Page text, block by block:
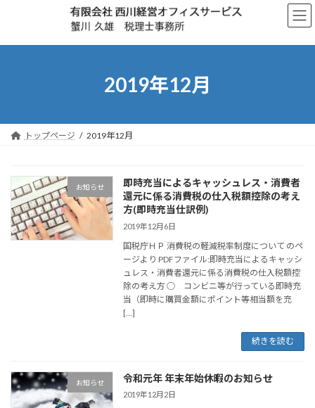
ン
ー
2019年12月
トップページ 2019年12月
お知らせ
即時充当によるキャッシュレス・消費者
還元に係る消費税の仕入税額控除の考え
方(即時充当仕訳例)
2019年12月6日
国税庁ＨＰ 消費税の軽減税率制度について のペ
ージより PDFファイル:即時充当によるキャッシ
ュレス・消費者還元に係る消費税の仕入税額控
除の考え方 ○ コンビニ等が⾏っている即時充
当（即時に購買⾦額にポイント等相当額を充
[…]
続きを読む
お知らせ 令和元年 年末年始休暇のお知らせ
2019年12月2日